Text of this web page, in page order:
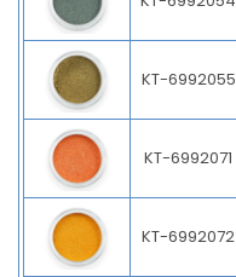
KT-6992055
KT-6992071
KT-6992072